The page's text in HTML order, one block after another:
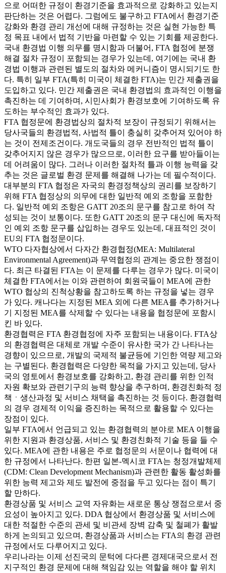
으로 어떠한 규정이 환경기준을 효과적으로 강화하고 있는지
판단하는 것은 어렵다. 그럼에도 불구하고 FTA에서 환경기준
강화와 환경 관리 개선에 대해 규정하는 것은 실현 가능한 특
정 목표 내에서 법적 기반을 마련할 수 있는 기회를 제공한다.
국내 환경법 이행 의무를 명시함과 더불어, FTA 협정에 분쟁
해결 절차 규정이 포함되는 경우가 있는데, 여기에는 국내 환
경법 이행과 관련된 별도의 절차와 메커니즘이 명시되기도 한
다. 특히 일부 FTA(특히 미국이 체결한 FTA)는 민간 제출권을
도입하고 있다. 민간 제출권은 국내 환경법의 효과적인 이행을
촉진하는 데 기여하며, 시민사회가 환경보호에 기여하도록 유
도하는 부수적인 효과가 있다.
FTA 협정문에 환경법상의 절차적 보장이 규정되기 위해서는
당사국들의 환경법적, 사법적 틀이 충실히 갖추어져 있어야 하
는 것이 전제조건이다. 개도국들의 경우 전반적인 법적 틀이
갖추어지지 않은 경우가 많으므로, 이러한 요구를 받아들이는
데 어려움이 많다. 그러나 이러한 절차적 틀과 이행 능력을 갖
추는 것은 글로벌 환경 문제를 해결해 나가는 데 필수적이다.
대부분의 FTA 협정은 자국의 환경정책상의 권리를 보장하기
위해 FTA 협정상의 의무에 대한 일반적 예외 조항을 포함한
다. 일반적 예외 조항은 GATT 20조의 문구를 참고로 하여 작
성되는 것이 보통이다. 또한 GATT 20조의 문구 대신에 독자적
인 예외 조항 문구를 삽입하는 경우도 있는데, 대표적인 것이
EU의 FTA 협정문이다.
WTO 다자협상에서 다자간 환경협정(MEA: Multilateral
Environmental Agreement)과 무역협정의 관계는 중요한 쟁점이
다. 최근 타결된 FTA는 이 문제를 다루는 경우가 많다. 미국이
체결한 FTA에서는 이와 관련하여 회원국들이 MEA에 관한
WTO 협상의 진척상황을 참고하도록 하는 규정을 넣는 경우
가 있다. 캐나다는 지정된 MEA 외에 다른 MEA를 추가하거나
기 지정된 MEA를 삭제할 수 있다는 내용을 협정문에 포함시
킨 바 있다.
환경협력은 FTA 환경협정에 자주 포함되는 내용이다. FTA상
의 환경협력은 대체로 개발 수준이 유사한 국가 간 나타나는
경향이 있으므로, 개발의 국제적 불균등에 기인한 역량 제고와
는 구별된다. 환경협력은 다양한 목적을 가지고 있는데, 당사
국의 영토에서 환경보호를 강화하고, 환경 관리를 위한 인적
자원 확보와 관련기구의 능력 향상을 추구하며, 환경친화적 정
책ㆍ생산과정 및 서비스 채택을 촉진하는 것 등이다. 환경협력
의 경우 경제적 이익을 증진하는 목적으로 활용할 수 있다는
장점이 있다.
일부 FTA에서 언급되고 있는 환경협력의 분야로 MEA 이행을
위한 지원과 환경상품, 서비스 및 환경친화적 기술 등을 들 수
있다. MEA에 관한 내용은 주로 협정문의 서문이나 협력에 대
한 규정에서 나타난다. 한편 일본-멕시코 FTA는 청정개발체제
(CDM: Clean Development Mechanism)과 관련한 활동 활성화를
위한 능력 제고와 제도 발전에 중점을 두고 있다는 점이 특기
할 만하다.
환경상품 및 서비스 교역 자유화는 새로운 통상 쟁점으로서 중
요성이 높아지고 있다. DDA 협상에서 환경상품 및 서비스에
대한 적절한 수준의 관세 및 비관세 장벽 감축 및 철폐가 활발
하게 논의되고 있으며, 환경상품과 서비스는 FTA의 환경 관련
규정에서도 다루어지고 있다.
우리나라는 이제 선진국의 문턱에 다다른 경제대국으로서 전
지구적인 환경 문제에 대해 책임감 있는 역할을 해야 할 위치